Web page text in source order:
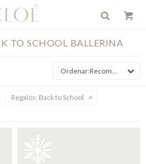
TO SCHOOL BALLERINA
Recomendados
Regalos: Back to School